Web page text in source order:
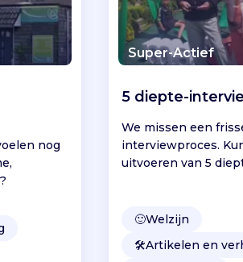
nog
Super-Actief
5 diepte-
We missen een
interviewproces.
uitvoeren van 5
🙂Welzijn
🛠️Artikelen en